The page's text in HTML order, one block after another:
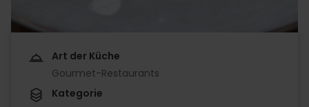
Art der Küche
Gourmet-Restaurants
Kategorie